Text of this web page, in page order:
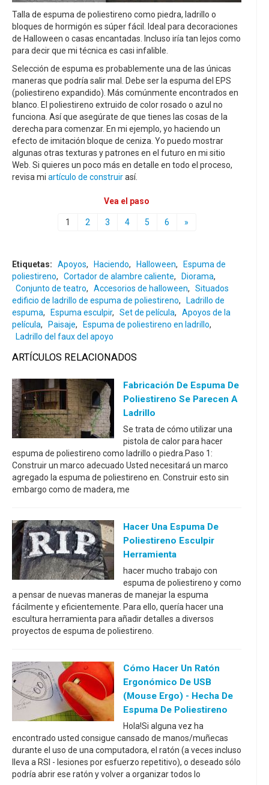
Talla de espuma de poliestireno como piedra, ladrillo o
bloques de hormigón es súper fácil. Ideal para decoraciones
de Halloween o casas encantadas. Incluso iría tan lejos como
para decir que mi técnica es casi infalible.
Selección de espuma es probablemente una de las únicas
maneras que podría salir mal. Debe ser la espuma del EPS
(poliestireno expandido). Más comúnmente encontrados en
blanco. El poliestireno extruido de color rosado o azul no
funciona. Así que asegúrate de que tienes las cosas de la
derecha para comenzar. En mi ejemplo, yo haciendo un
efecto de imitación bloque de ceniza. Yo puedo mostrar
algunas otras texturas y patrones en el futuro en mi sitio
Web. Si quieres un poco más en detalle en todo el proceso,
revisa mi artículo de construirasí.
Vea el paso
1 2 3 4 5 6 »
Etiquetas: Apoyos, Haciendo, Halloween,
Espuma de
poliestireno, Cortador de alambre caliente, Diorama,
Conjunto de teatro, Accesorios de halloween,
Situados
edificio de ladrillo de espuma de poliestireno,
Ladrillo de
espuma, Espuma esculpir, Set de película,
Apoyos de la
película, Paisaje, Espuma de poliestireno en ladrillo,
Ladrillo del faux del apoyo
ARTÍCULOS RELACIONADOS
Fabricación De Espuma De
Poliestireno Se Parecen A
Ladrillo
Se trata de cómo utilizar una
pistola de calor para hacer
espuma de poliestireno como ladrillo o piedra.Paso 1:
Construir un marco adecuado Usted necesitará un marco
agregado la espuma de poliestireno en. Construir esto sin
embargo como de madera, me
Hacer Una Espuma De
Poliestireno Esculpir
Herramienta
hacer mucho trabajo con
espuma de poliestireno y como
a pensar de nuevas maneras de manejar la espuma
fácilmente y eficientemente. Para ello, quería hacer una
escultura herramienta para añadir detalles a diversos
proyectos de espuma de poliestireno.
Cómo Hacer Un Ratón
Ergonómico De USB
(Mouse Ergo) - Hecha De
Espuma De Poliestireno
Hola!Si alguna vez ha
encontrado usted consigue cansado de manos/muñecas
durante el uso de una computadora, el ratón (a veces incluso
lleva a RSI - lesiones por esfuerzo repetitivo), o deseado sólo
podría abrir ese ratón y volver a organizar todos lo